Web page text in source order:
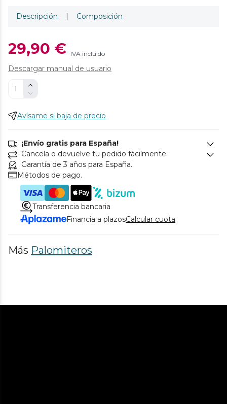
Descripción | Composición
29,90 € IVA incluido
Descargar manual de usuario
Avísame si baja de precio
¡Envío gratis para España!
Cancela o devuelve tu pedido fácilmente.
Garantía de 3 años para España.
Métodos de pago.
Transferencia bancaria
Financia a plazosCalcular cuota
Más Palomiteros